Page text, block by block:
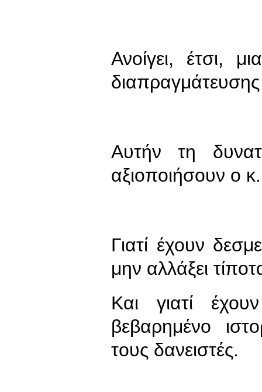
Ανοίγει, έτσι,
Αυτήν τη
αξιοποιήσουν ο
Γιατί έχουν
μην αλλάξει
Και γιατί
βεβαρημένο
τους δανειστές.